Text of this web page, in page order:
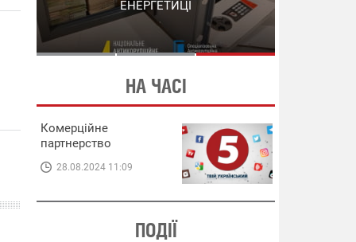
СХЕМИ В ЕНЕРГЕТИЦІ
ЕНЕРГЕТИЦІ
НА ЧАСІ
Комерційне
партнерство
28.08.2024 11:09
ПОДІЇ